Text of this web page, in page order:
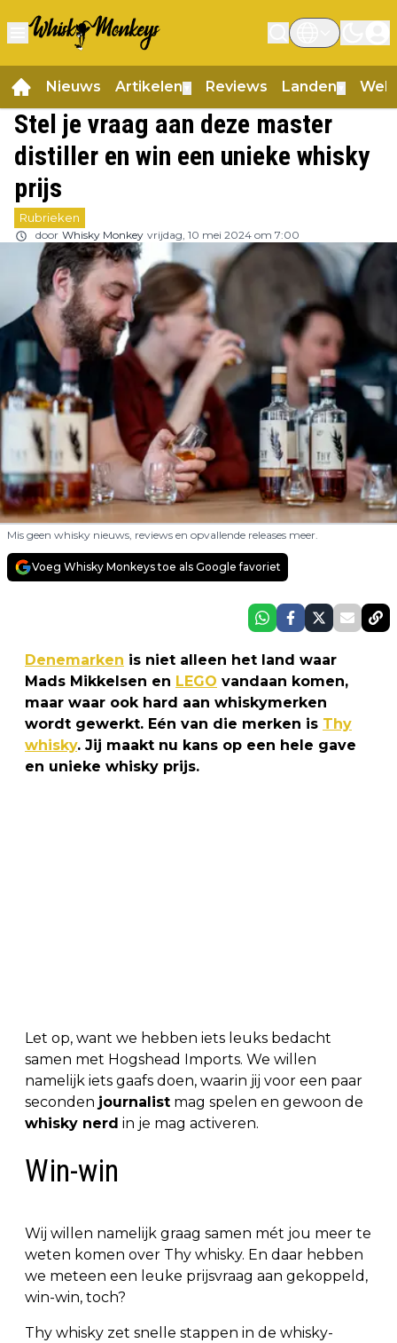
Nieuws Artikelen Reviews Landen
Stel je vraag aan deze master
distiller en win een unieke whisky
prijs
Rubrieken
door Whisky Monkey vrijdag, 10 mei 2024 om 7:00
Mis geen whisky nieuws, reviews en opvallende releases meer.
Voeg Whisky Monkeys toe als Google favoriet
Denemarken is niet alleen het land waar
Mads Mikkelsen en LEGO vandaan komen,
maar waar ook hard aan whiskymerken
wordt gewerkt. Eén van die merken is Thy
whisky. Jij maakt nu kans op een hele gave
en unieke whisky prijs.
Let op, want we hebben iets leuks bedacht
samen met Hogshead Imports. We willen
namelijk iets gaafs doen, waarin jij voor een paar
seconden journalist mag spelen en gewoon de
whisky nerd in je mag activeren.
Win-win
Wij willen namelijk graag samen mét jou meer te
weten komen over Thy whisky. En daar hebben
we meteen een leuke prijsvraag aan gekoppeld,
win-win, toch?
Thy whisky zet snelle stappen in de whisky-